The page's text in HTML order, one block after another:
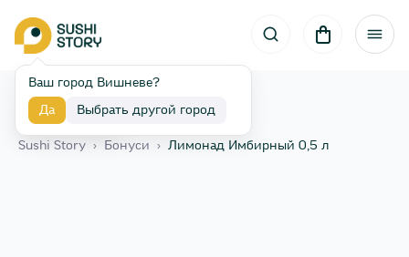
Ваш город Вишневе?
Да Выбрать другой город
Назад
Sushi Story › Бонуси › Лимонад Имбирный 0,5 л